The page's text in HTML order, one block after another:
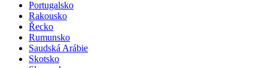
Portugalsko
Rakousko
Řecko
Rumunsko
Saudská Arábie
Skotsko